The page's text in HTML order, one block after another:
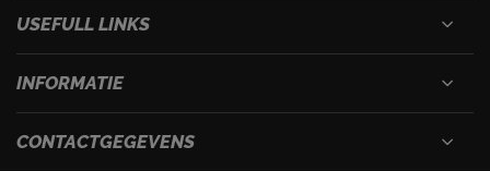
USEFULL LINKS
INFORMATIE
CONTACTGEGEVENS